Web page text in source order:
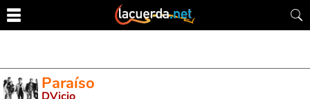
Paraíso